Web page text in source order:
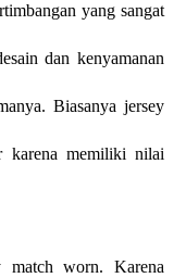
yang sangat
dan kenyamanan
Biasanya jersey
karena memiliki nilai
match worn. Karena